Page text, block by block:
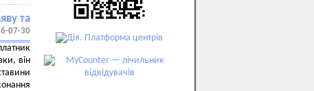
та
07-30
він